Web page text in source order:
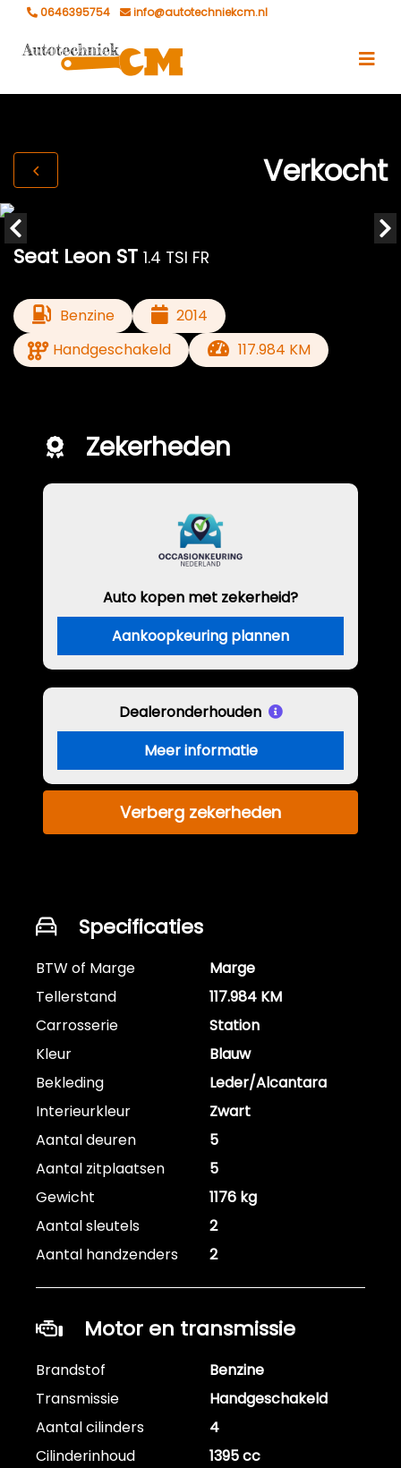
0646395754 info@autotechniekcm.nl
Verkocht
Seat Leon ST 1.4 TSI FR
Benzine
2014
Handgeschakeld
117.984 KM
Zekerheden
Auto kopen met zekerheid?
Aankoopkeuring plannen
Dealeronderhouden
Meer informatie
Verberg zekerheden
Specificaties
BTW of Marge
Marge
Tellerstand
117.984 KM
Carrosserie
Station
Kleur
Blauw
Bekleding
Leder/Alcantara
Interieurkleur
Zwart
Aantal deuren
5
Aantal zitplaatsen
5
Gewicht
1176 kg
Aantal sleutels
2
Aantal handzenders
2
Motor en transmissie
Brandstof
Benzine
Transmissie
Handgeschakeld
Aantal cilinders
4
Cilinderinhoud
1395 cc